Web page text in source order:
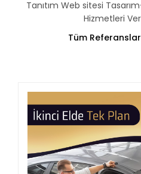
Tanıtım Web sitesi
Hizmetleri
Tüm Referanslar